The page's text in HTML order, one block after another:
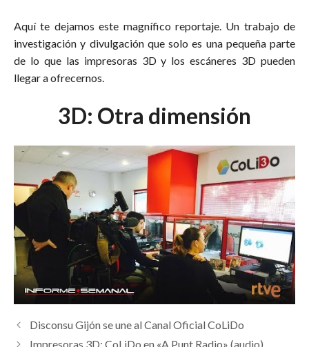
Aquí te dejamos este magnífico reportaje. Un trabajo de
investigación y divulgación que solo es una pequeña parte
de lo que las impresoras 3D y los escáneres 3D pueden
llegar a ofrecernos.
3D: Otra dimensión
Disconsu Gijón se une al Canal Oficial CoLiDo
Impresoras 3D: CoLiDo en «A Punt Radio» (audio)